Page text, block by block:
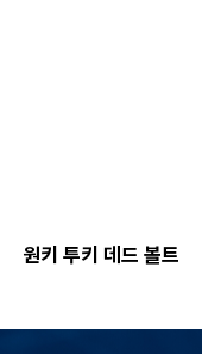
원키 투키 데드 볼트